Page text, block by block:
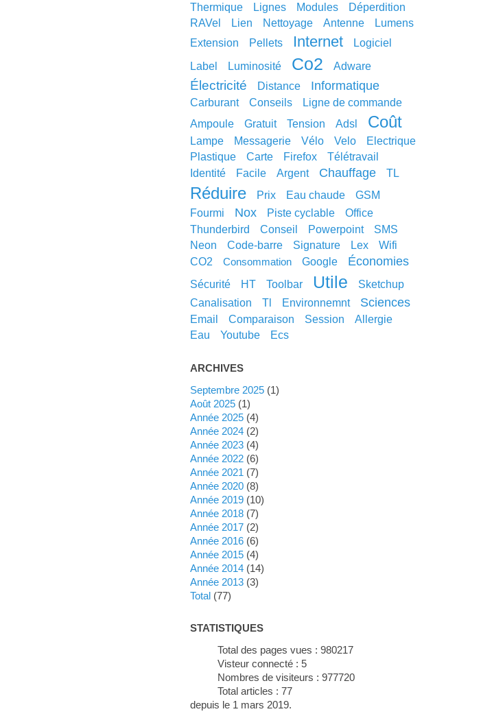
thermique
lignes modules
déperdition
RAVel
lien nettoyage antenne
lumens
extension
pellets internet
logiciel
label
luminosité co2 adware
électricité distance informatique
carburant conseils
ligne de commande
ampoule
gratuit tension adsl coût
lampe messagerie vélo velo
electrique
plastique
carte Firefox
télétravail
identité
facile argent chauffage TL
réduire prix eau chaude
GSM
fourmi
nox piste cyclable
office
thunderbird
conseil powerpoint
SMS
neon
code-barre signature lex
wifi
CO2
consommation google économies
sécurité HT toolbar utile
sketchup
canalisation
environnemnt sciences
email comparaison session
allergie
eau
youtube ecs
ARCHIVES
septembre 2025 (1)
août 2025 (1)
année 2025 (4)
année 2024 (2)
année 2023 (4)
année 2022 (6)
année 2021 (7)
année 2020 (8)
année 2019 (10)
année 2018 (7)
année 2017 (2)
année 2016 (6)
année 2015 (4)
année 2014 (14)
année 2013 (3)
total (77)
STATISTIQUES
Total des pages vues :980217
Visteur connecté : 5
Nombres de visiteurs :977720
Total articles :77
depuis le 1 mars 2019.